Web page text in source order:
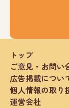
トップ
ご意見・お問い
広告掲載につい
個人情報の取り
運営会社